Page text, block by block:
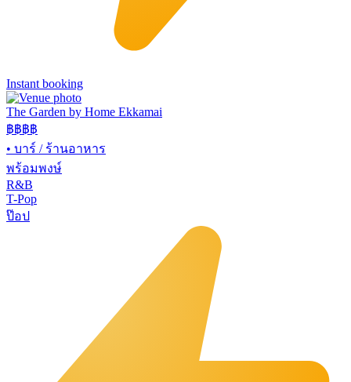
Instant booking
The Garden by Home Ekkamai
฿฿฿฿
• บาร์ / ร้านอาหาร
พร้อมพงษ์
R&B
T-Pop
ป๊อป